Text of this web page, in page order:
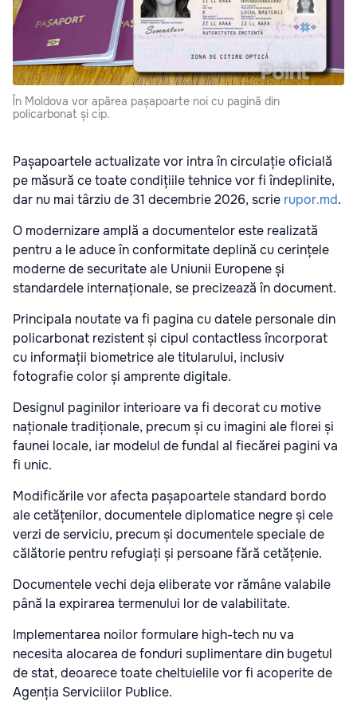
În Moldova vor apărea pașapoarte noi cu pagină din
policarbonat și cip.
Pașapoartele actualizate vor intra în circulație oficială
pe măsură ce toate condițiile tehnice vor fi îndeplinite,
dar nu mai târziu de 31 decembrie 2026, scrie rupor.md.
O modernizare amplă a documentelor este realizată
pentru a le aduce în conformitate deplină cu cerințele
moderne de securitate ale Uniunii Europene și
standardele internaționale, se precizează în document.
Principala noutate va fi pagina cu datele personale din
policarbonat rezistent și cipul contactless încorporat
cu informații biometrice ale titularului, inclusiv
fotografie color și amprente digitale.
Designul paginilor interioare va fi decorat cu motive
naționale tradiționale, precum și cu imagini ale florei și
faunei locale, iar modelul de fundal al fiecărei pagini va
fi unic.
Modificările vor afecta pașapoartele standard bordo
ale cetățenilor, documentele diplomatice negre și cele
verzi de serviciu, precum și documentele speciale de
călătorie pentru refugiați și persoane fără cetățenie.
Documentele vechi deja eliberate vor rămâne valabile
până la expirarea termenului lor de valabilitate.
Implementarea noilor formulare high-tech nu va
necesita alocarea de fonduri suplimentare din bugetul
de stat, deoarece toate cheltuielile vor fi acoperite de
Agenția Serviciilor Publice.